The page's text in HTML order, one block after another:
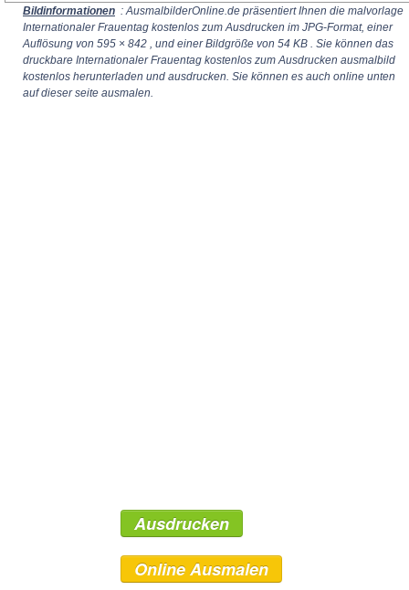
Bildinformationen : AusmalbilderOnline.de präsentiert Ihnen die malvorlage
Internationaler Frauentag kostenlos zum Ausdrucken im JPG-Format, einer
Auflösung von 595 × 842 , und einer Bildgröße von 54 KB . Sie können das
druckbare Internationaler Frauentag kostenlos zum Ausdrucken ausmalbild
kostenlos herunterladen und ausdrucken. Sie können es auch online unten
auf dieser seite ausmalen.
Ausdrucken
Online Ausmalen